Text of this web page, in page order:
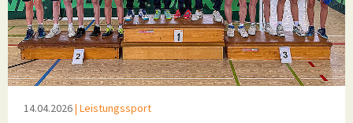
14.04.2026| Leistungssport